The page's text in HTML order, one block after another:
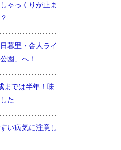
ゃっくりが止ま
暮里・舎人ライ
園」へ！
までは半年！味
た
い病気に注意し